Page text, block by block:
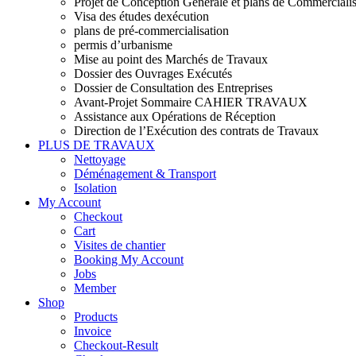
Visa des études dexécution
plans de pré-commercialisation
permis d’urbanisme
Mise au point des Marchés de Travaux
Dossier des Ouvrages Exécutés
Dossier de Consultation des Entreprises
Avant-Projet Sommaire CAHIER TRAVAUX
Assistance aux Opérations de Réception
Direction de l’Exécution des contrats de Travaux
PLUS DE TRAVAUX
Nettoyage
Déménagement & Transport
Isolation
My Account
Checkout
Cart
Visites de chantier
Booking My Account
Jobs
Member
Shop
Products
Invoice
Checkout-Result